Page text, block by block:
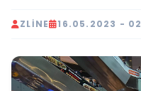
ZLINE 16.05.2023 -